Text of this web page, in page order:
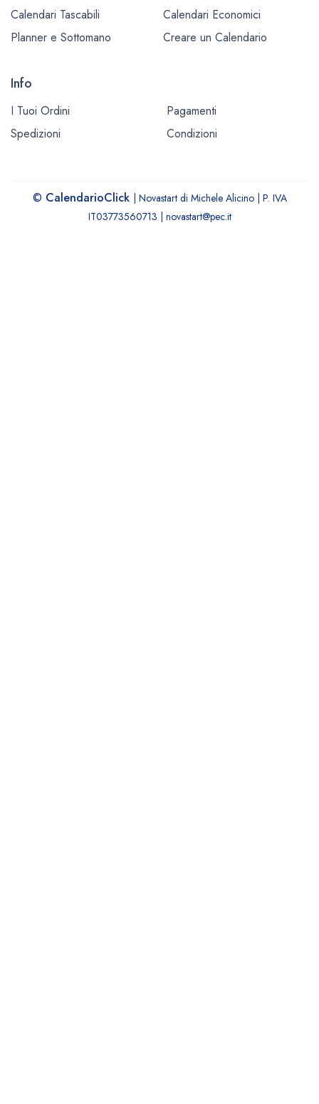
Calendari Tascabili
Planner e Sottomano
Calendari Economici
Creare un Calendario
Info
I Tuoi Ordini
Pagamenti
Spedizioni
Condizioni
© CalendarioClick
| Novastart di Michele Alicino | P. IVA
IT03773560713 | novastart@pec.it